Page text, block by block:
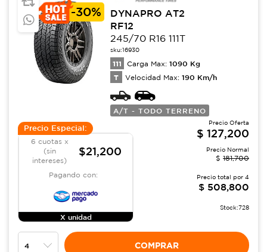
-30%
DYNAPRO AT2
RF12
245/70 R16 111T
sku:16930
111 Carga Max: 1090 Kg
T Velocidad Max: 190 Km/h
A/T - TODO TERRENO
Precio Especial:
6 cuotas x
(sin
intereses)
$21,200
Pagando con:
X unidad
Precio Oferta
$ 127,200
Precio Normal
$ 181,700
Precio total por 4
$ 508,800
Stock:728
COMPRAR